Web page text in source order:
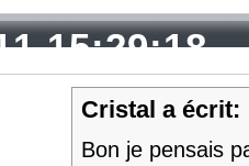
15:29:18
Cristal a écrit:
Bon je pensais